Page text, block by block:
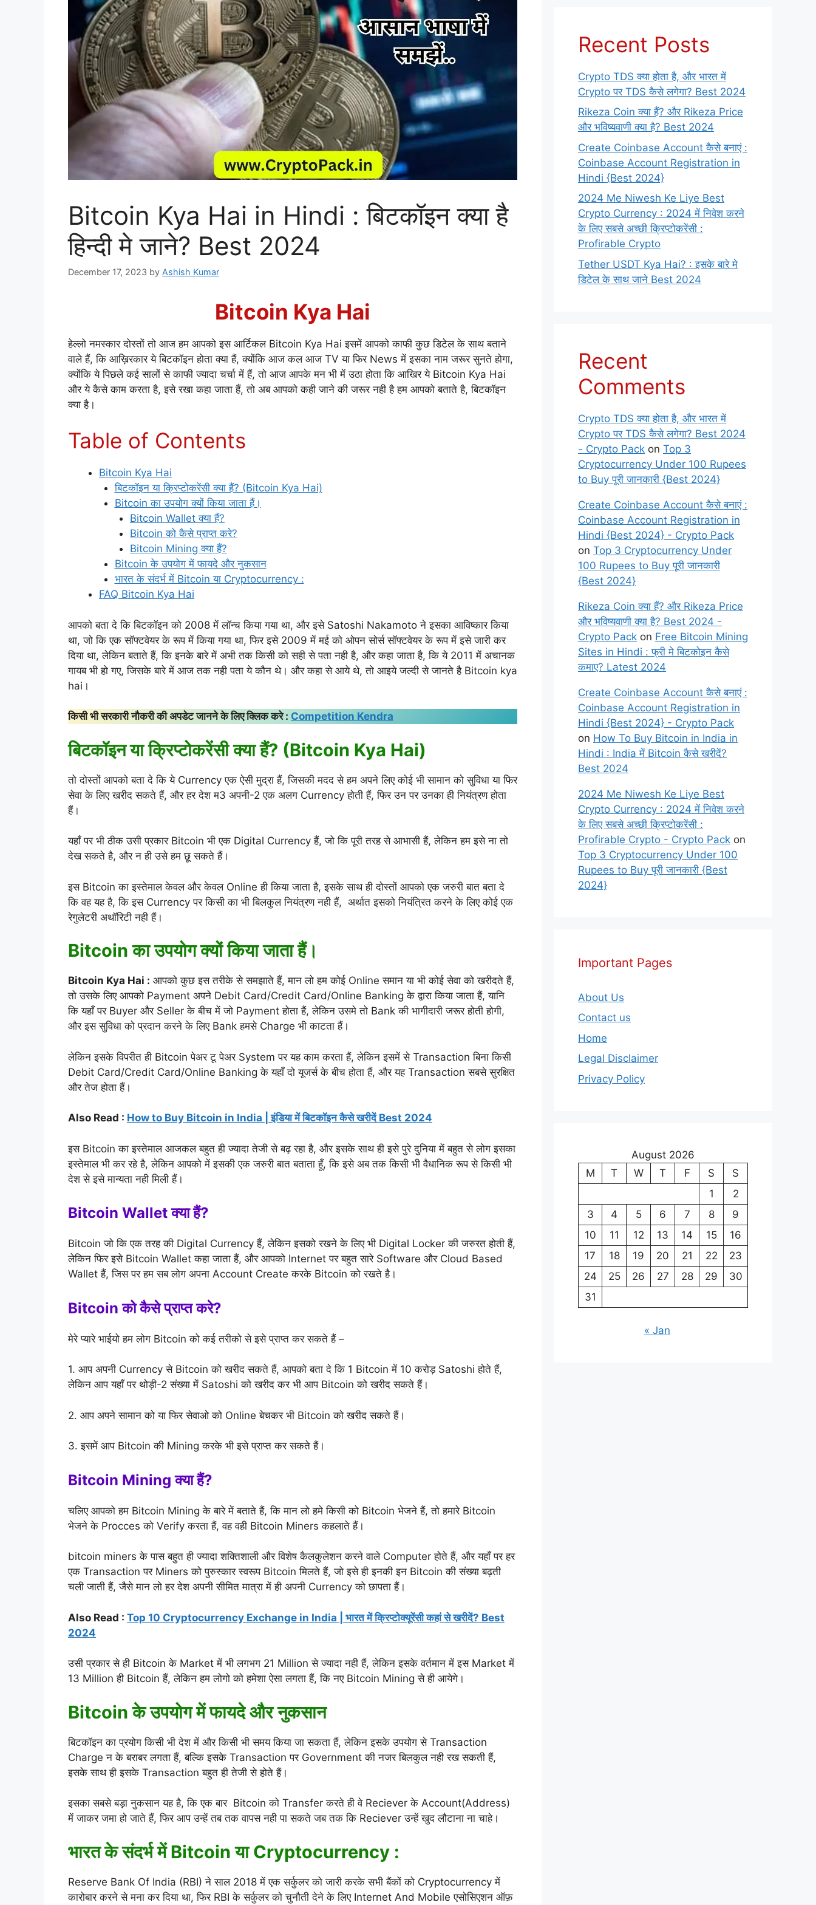
Bitcoin Kya Hai in Hindi : बिटकॉइन क्या है
हिन्दी मे जाने? Best 2024
December 17, 2023 by Ashish Kumar
Bitcoin Kya Hai
हेल्लो नमस्कार दोस्तों तो आज हम आपको इस आर्टिकल Bitcoin Kya Hai इसमें आपको काफी कुछ डिटेल के साथ बताने
वाले हैं, कि आख़िरकार ये बिटकॉइन होता क्या हैं, क्योंकि आज कल आज TV या फिर News में इसका नाम जरूर सुनते होगा,
क्योंकि ये पिछले कई सालों से काफी ज्यादा चर्चा में हैं, तो आज आपके मन भी में उठा होता कि आखिर ये Bitcoin Kya Hai
और ये कैसे काम करता है, इसे रखा कहा जाता हैं, तो अब आपको कही जाने की जरूर नही है हम आपको बताते है, बिटकॉइन
क्या है।
Table of Contents
Bitcoin Kya Hai
बिटकॉइन या क्रिप्टोकरेंसी क्या हैं? (Bitcoin Kya Hai)
Bitcoin का उपयोग क्यों किया जाता हैं।
Bitcoin Wallet क्या हैं?
Bitcoin को कैसे प्राप्त करे?
Bitcoin Mining क्या हैं?
Bitcoin के उपयोग में फायदे और नुकसान
भारत के संदर्भ में Bitcoin या Cryptocurrency :
FAQ Bitcoin Kya Hai
आपको बता दे कि बिटकॉइन को 2008 में लॉन्च किया गया था, और इसे Satoshi Nakamoto ने इसका आविष्कार किया
था, जो कि एक सॉफ्टवेयर के रूप में किया गया था, फिर इसे 2009 में मई को ओपन सोर्स सॉफ्टवेयर के रूप में इसे जारी कर
दिया था, लेकिन बताते हैं, कि इनके बारे में अभी तक किसी को सही से पता नही है, और कहा जाता है, कि ये 2011 में अचानक
गायब भी हो गए, जिसके बारे में आज तक नही पता ये कौन थे। और कहा से आये थे, तो आइये जल्दी से जानते है Bitcoin kya
hai।
किसी भी सरकारी नौकरी की अपडेट जानने के लिए क्लिक करे : Competition Kendra
बिटकॉइन या क्रिप्टोकरेंसी क्या हैं? (Bitcoin Kya Hai)
तो दोस्तों आपको बता दे कि ये Currency एक ऐसी मुद्रा हैं, जिसकी मदद से हम अपने लिए कोई भी सामान को सुविधा या फिर
सेवा के लिए खरीद सकते हैं, और हर देश म3 अपनी-2 एक अलग Currency होती हैं, फिर उन पर उनका ही नियंत्रण होता
हैं।
यहाँ पर भी ठीक उसी प्रकार Bitcoin भी एक Digital Currency हैं, जो कि पूरी तरह से आभासी हैं, लेकिन हम इसे ना तो
देख सकते है, और न ही उसे हम छू सकते हैं।
इस Bitcoin का इस्तेमाल केवल और केवल Online ही किया जाता है, इसके साथ ही दोस्तों आपको एक जरुरी बात बता दे
कि वह यह है, कि इस Currency पर किसी का भी बिलकुल नियंत्रण नही हैं, अर्थात इसको नियंत्रित करने के लिए कोई एक
रेगुलेटरी अथॉरिटी नही हैं।
Bitcoin का उपयोग क्यों किया जाता हैं।
Bitcoin Kya Hai : आपको कुछ इस तरीके से समझाते हैं, मान लो हम कोई Online समान या भी कोई सेवा को खरीदते हैं,
तो उसके लिए आपको Payment अपने Debit Card/Credit Card/Online Banking के द्वारा किया जाता हैं, यानि
कि यहाँ पर Buyer और Seller के बीच में जो Payment होता हैं, लेकिन उसमे तो Bank की भागीदारी जरूर होती होगी,
और इस सुविधा को प्रदान करने के लिए Bank हमसे Charge भी काटता हैं।
लेकिन इसके विपरीत ही Bitcoin पेअर टू पेअर System पर यह काम करता हैं, लेकिन इसमें से Transaction बिना किसी
Debit Card/Credit Card/Online Banking के यहाँ दो यूजर्स के बीच होता हैं, और यह Transaction सबसे सुरक्षित
और तेज होता हैं।
Also Read : How to Buy Bitcoin in India | इंडिया में बिटकॉइन कैसे खरीदें Best 2024
इस Bitcoin का इस्तेमाल आजकल बहुत ही ज्यादा तेजी से बढ़ रहा है, और इसके साथ ही इसे पुरे दुनिया में बहुत से लोग इसका
इस्तेमाल भी कर रहे है, लेकिन आपको में इसकी एक जरुरी बात बताता हूँ, कि इसे अब तक किसी भी वैधानिक रूप से किसी भी
देश से इसे मान्यता नही मिली हैं।
Bitcoin Wallet क्या हैं?
Bitcoin जो कि एक तरह की Digital Currency हैं, लेकिन इसको रखने के लिए भी Digital Locker की जरुरत होती हैं,
लेकिन फिर इसे Bitcoin Wallet कहा जाता हैं, और आपको Internet पर बहुत सारे Software और Cloud Based
Wallet हैं, जिस पर हम सब लोग अपना Account Create करके Bitcoin को रखते है।
Bitcoin को कैसे प्राप्त करे?
मेरे प्यारे भाईयो हम लोग Bitcoin को कई तरीको से इसे प्राप्त कर सकते हैं –
1. आप अपनी Currency से Bitcoin को खरीद सकते हैं, आपको बता दे कि 1 Bitcoin में 10 करोड़ Satoshi होते हैं,
लेकिन आप यहाँ पर थोड़ी-2 संख्या में Satoshi को खरीद कर भी आप Bitcoin को खरीद सकते हैं।
2. आप अपने सामान को या फिर सेवाओ को Online बेचकर भी Bitcoin को खरीद सकते हैं।
3. इसमें आप Bitcoin की Mining करके भी इसे प्राप्त कर सकते हैं।
Bitcoin Mining क्या हैं?
चलिए आपको हम Bitcoin Mining के बारे में बताते हैं, कि मान लो हमे किसी को Bitcoin भेजने हैं, तो हमारे Bitcoin
भेजने के Procces को Verify करता हैं, वह वही Bitcoin Miners कहलाते हैं।
bitcoin miners के पास बहुत ही ज्यादा शक्तिशाली और विशेष कैलकुलेशन करने वाले Computer होते हैं, और यहाँ पर हर
एक Transaction पर Miners को पुरुस्कार स्वरूप Bitcoin मिलते हैं, जो इसे ही इनकी इन Bitcoin की संख्या बढ़ती
चली जाती हैं, जैसे मान लो हर देश अपनी सीमित मात्रा में ही अपनी Currency को छापता हैं।
Also Read : Top 10 Cryptocurrency Exchange in India | भारत में क्रिप्टोक्यूरेंसी कहां से खरीदें? Best
2024
उसी प्रकार से ही Bitcoin के Market में भी लगभग 21 Million से ज्यादा नही हैं, लेकिन इसके वर्तमान में इस Market में
13 Million ही Bitcoin हैं, लेकिन हम लोगो को हमेशा ऐसा लगता हैं, कि नए Bitcoin Mining से ही आयेगे।
Bitcoin के उपयोग में फायदे और नुकसान
बिटकॉइन का प्रयोग किसी भी देश में और किसी भी समय किया जा सकता हैं, लेकिन इसके उपयोग से Transaction
Charge न के बराबर लगता हैं, बल्कि इसके Transaction पर Government की नजर बिलकुल नही रख सकती हैं,
इसके साथ ही इसके Transaction बहुत ही तेजी से होते हैं।
इसका सबसे बड़ा नुकसान यह है, कि एक बार Bitcoin को Transfer करते ही वे Reciever के Account(Address)
में जाकर जमा हो जाते हैं, फिर आप उन्हें तब तक वापस नही पा सकते जब तक कि Reciever उन्हें खुद लौटाना ना चाहे।
भारत के संदर्भ में Bitcoin या Cryptocurrency :
Reserve Bank Of India (RBI) ने साल 2018 में एक सर्कुलर को जारी करके सभी बैंकों को Cryptocurrency में
कारोबार करने से मना कर दिया था, फिर RBI के सर्कुलर को चुनौती देने के लिए Internet And Mobile एसोसिएशन ऑफ़
Recent Posts
Crypto TDS क्या होता है, और भारत में
Crypto पर TDS कैसे लगेगा? Best 2024
Rikeza Coin क्या हैं? और Rikeza Price
और भविष्यवाणी क्या है? Best 2024
Create Coinbase Account कैसे बनाएं :
Coinbase Account Registration in
Hindi {Best 2024}
2024 Me Niwesh Ke Liye Best
Crypto Currency : 2024 में निवेश करने
के लिए सबसे अच्छी क्रिप्टोकरेंसी :
Profirable Crypto
Tether USDT Kya Hai? : इसके बारे मे
डिटेल के साथ जाने Best 2024
Recent
Comments
Crypto TDS क्या होता है, और भारत में
Crypto पर TDS कैसे लगेगा? Best 2024
- Crypto Pack on Top 3
Cryptocurrency Under 100 Rupees
to Buy पूरी जानकारी {Best 2024}
Create Coinbase Account कैसे बनाएं :
Coinbase Account Registration in
Hindi {Best 2024} - Crypto Pack
on Top 3 Cryptocurrency Under
100 Rupees to Buy पूरी जानकारी
{Best 2024}
Rikeza Coin क्या हैं? और Rikeza Price
और भविष्यवाणी क्या है? Best 2024 -
Crypto Pack on Free Bitcoin Mining
Sites in Hindi : फ्री मे बिटकोइन कैसे
कमाए? Latest 2024
Create Coinbase Account कैसे बनाएं :
Coinbase Account Registration in
Hindi {Best 2024} - Crypto Pack
on How To Buy Bitcoin in India in
Hindi : India में Bitcoin कैसे खरीदें?
Best 2024
2024 Me Niwesh Ke Liye Best
Crypto Currency : 2024 में निवेश करने
के लिए सबसे अच्छी क्रिप्टोकरेंसी :
Profirable Crypto - Crypto Pack on
Top 3 Cryptocurrency Under 100
Rupees to Buy पूरी जानकारी {Best
2024}
Important Pages
About Us
Contact us
Home
Legal Disclaimer
Privacy Policy
August 2026
M
T W T F S
S
1
2
3
4 5 6 7 8
9
10
11 12 13 14 15
16
17
18 19 20 21 22
23
24
25 26 27 28 29
30
31
« Jan